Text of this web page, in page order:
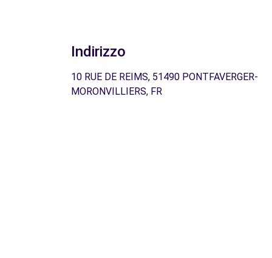
Indirizzo
10 RUE DE REIMS, 51490 PONTFAVERGER-
MORONVILLIERS, FR